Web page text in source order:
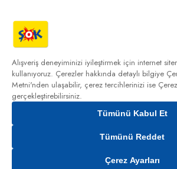
First Yeşil Nane
Şekersiz 27 g
49,95₺
Cepte Şok
Alışveriş deneyiminizi iyileştirmek için internet
kullanıyoruz. Çerezler hakkında detaylı bilgiye
Metni'nden ulaşabilir, çerez tercihlerinizi ise
gerçekleştirebilirsiniz.
Tümünü Kabul Et
Tümünü Reddet
Çerez Ayarları